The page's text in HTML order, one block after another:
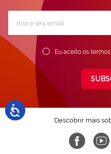
Newsletter:
Eu aceito os
Descobrir mais